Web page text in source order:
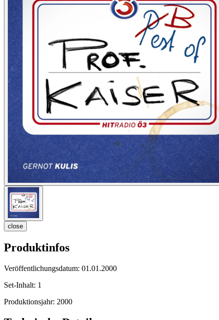
close
Produktinfos
Veröffentlichungsdatum: 01.01.2000
Set-Inhalt: 1
Produktionsjahr: 2000